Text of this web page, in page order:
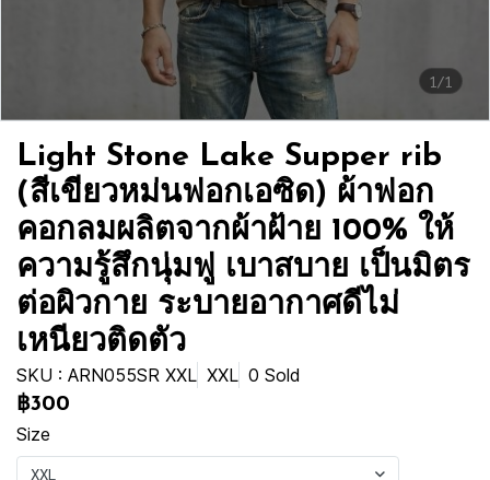
1/1
Light Stone Lake Supper rib
(สีเขียวหม่นฟอกเอซิด) ผ้าฟอก
คอกลมผลิตจากผ้าฝ้าย 100% ให้
ความรู้สึกนุ่มฟู เบาสบาย เป็นมิตร
ต่อผิวกาย ระบายอากาศดีไม่
เหนียวติดตัว
SKU : ARN055SR XXL XXL 0 Sold
฿300
Size
XXL